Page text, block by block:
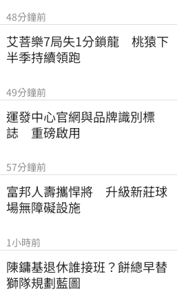
48分鐘前
艾菩樂7局失1分鎖龍　桃猿下
半季持續領跑
49分鐘前
運發中心官網與品牌識別標
誌　重磅啟用
57分鐘前
富邦人壽攜悍將　升級新莊球
場無障礙設施
1小時前
陳鏞基退休誰接班？餅總早替
獅隊規劃藍圖